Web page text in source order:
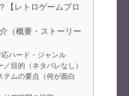
【レトロゲームプロ
（概要・ストーリー
ハード・ジャンル
／目的（ネタバレなし）
テムの要点（何が面白